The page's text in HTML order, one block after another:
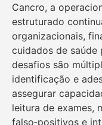
Cancro, a
estruturado
organizacionais,
cuidados de saúde
desafios são
identificação e
assegurar
leitura de exames,
falso‑positivos e